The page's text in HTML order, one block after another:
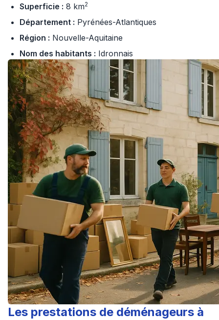
Superficie : 8 km2
Département : Pyrénées-Atlantiques
Région : Nouvelle-Aquitaine
Nom des habitants : Idronnais
Les prestations de déménageurs à